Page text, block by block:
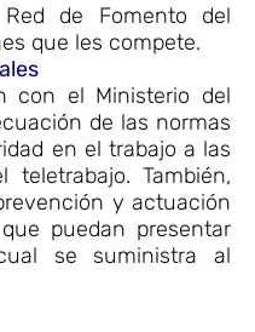
de Fomento del
que les compete.
con el Ministerio del
de las normas
en el trabajo a las
teletrabajo. También,
y actuación
puedan presentar
se suministra al